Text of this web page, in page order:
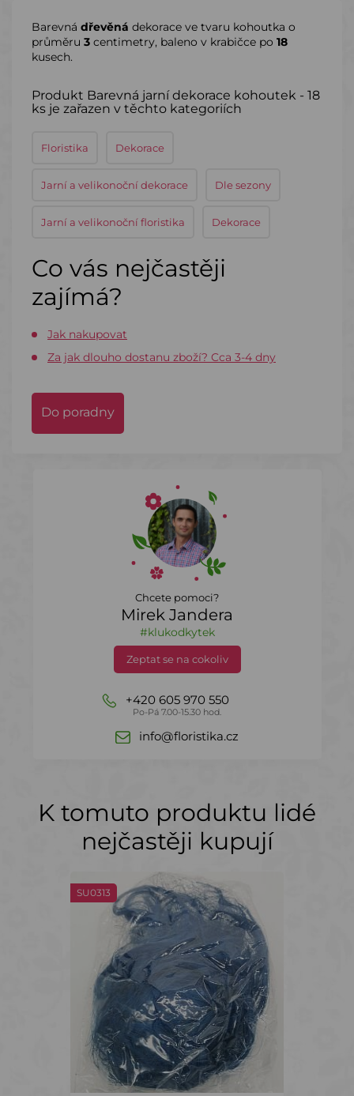
Barevná dřevěná dekorace ve tvaru kohoutka o
průměru 3 centimetry, baleno v krabičce po 18
kusech.
Produkt Barevná jarní dekorace kohoutek - 18
ks je zařazen v těchto kategoriích
Floristika Dekorace
Jarní a velikonoční dekorace Dle sezony
Jarní a velikonoční floristika Dekorace
Co vás nejčastěji
zajímá?
Jak nakupovat
Za jak dlouho dostanu zboží? Cca 3-4 dny
Do poradny
Chcete pomoci?
Mirek Jandera
#klukodkytek
Zeptat se na cokoliv
+420 605 970 550
Po-Pá 7.00-15.30 hod.
info@floristika.cz
K tomuto produktu lidé
nejčastěji kupují
SU0313